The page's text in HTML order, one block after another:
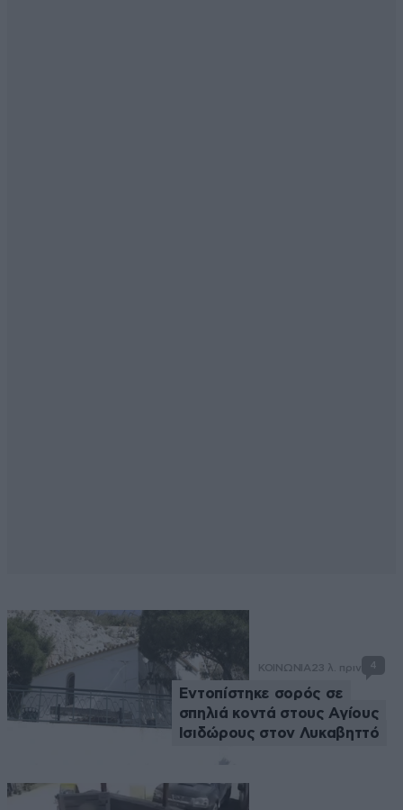
ΚΟΙΝΩΝΙΑ23 λ. πριν 4
Εντοπίστηκε σορός σε
σπηλιά κοντά στους Αγίους
Ισιδώρους στον Λυκαβηττό